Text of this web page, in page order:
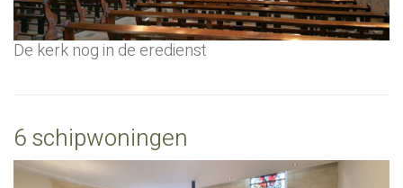
De kerk nog in de eredienst
6 schipwoningen